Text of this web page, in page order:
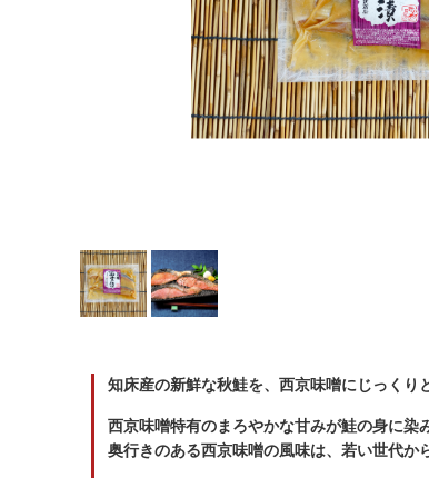
知床産の新鮮な秋鮭を、西京味噌にじっくり
西京味噌特有のまろやかな甘みが鮭の身に染
奥行きのある西京味噌の風味は、若い世代か